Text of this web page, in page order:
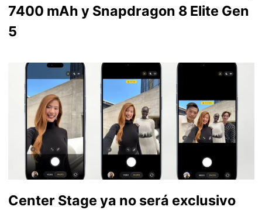
7400 mAh y Snapdragon 8 Elite Gen
5
Center Stage ya no será exclusivo